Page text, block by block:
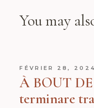
You may
FÉVRIER 28, 2024
À BOUT
terminare